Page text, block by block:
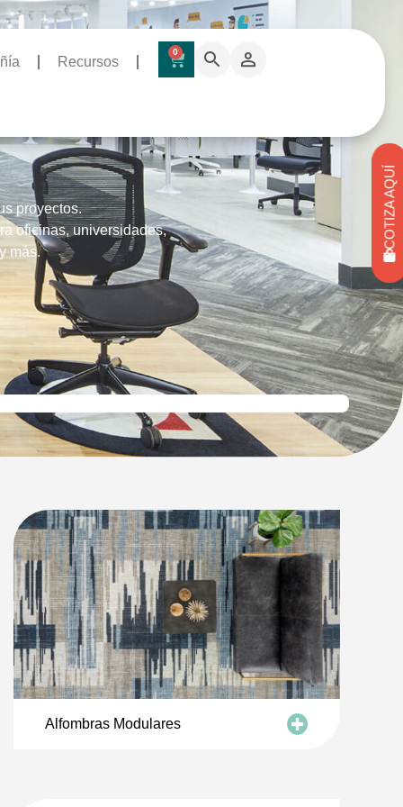
Recursos
0
COTIZA AQUÍ
proyectos.
oficinas, universidades,
más.
Alfombras Modulares